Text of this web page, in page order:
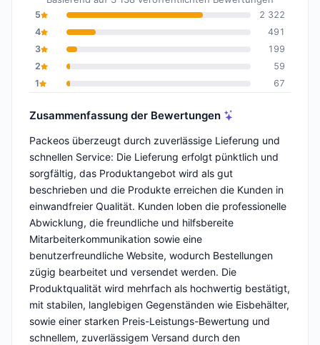
5
2 322
4
491
3
199
2
59
1
67
Zusammenfassung der Bewertungen
Packeos überzeugt durch zuverlässige Lieferung und
schnellen Service: Die Lieferung erfolgt pünktlich und
sorgfältig, das Produktangebot wird als gut
beschrieben und die Produkte erreichen die Kunden in
einwandfreier Qualität. Kunden loben die professionelle
Abwicklung, die freundliche und hilfsbereite
Mitarbeiterkommunikation sowie eine
benutzerfreundliche Website, wodurch Bestellungen
zügig bearbeitet und versendet werden. Die
Produktqualität wird mehrfach als hochwertig bestätigt,
mit stabilen, langlebigen Gegenständen wie Eisbehälter,
sowie einer starken Preis-Leistungs-Bewertung und
schnellem, zuverlässigem Versand durch den